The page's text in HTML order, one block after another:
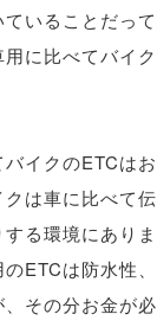
いることだっ
に比べてバイ
イクのETCは
は車に比べて
る環境にあり
ETCは防水性
その分お金が必